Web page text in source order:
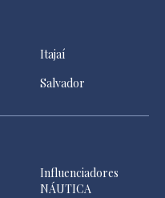
Itajaí
Salvador
Influenciadores
NÁUTICA